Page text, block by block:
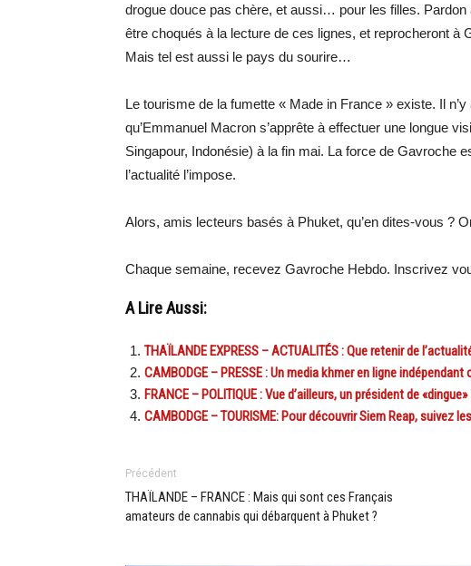
drogue douce pas chère, et aussi… pour les filles.
être choqués à la lecture de ces lignes, et reprocheront à
Mais tel est aussi le pays du sourire…
Le tourisme de la fumette « Made in France » existe. Il
qu’Emmanuel Macron s’apprête à effectuer une longue
Singapour, Indonésie) à la fin mai. La force de Gavroche
l’actualité l’impose.
Alors, amis lecteurs basés à Phuket, qu’en dites-vous ?
Chaque semaine, recevez Gavroche Hebdo. Inscrivez
A Lire Aussi:
THAÏLANDE EXPRESS – ACTUALITÉS : Que retenir de
CAMBODGE – PRESSE : Un media khmer en ligne
FRANCE – POLITIQUE : Vue d’ailleurs, un président de «dingue»
CAMBODGE – TOURISME: Pour découvrir Siem Reap, suivez
Précédent
THAÏLANDE – FRANCE : Mais qui sont ces Français
amateurs de cannabis qui débarquent à Phuket ?